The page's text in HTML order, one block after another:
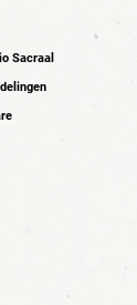
Sacraal